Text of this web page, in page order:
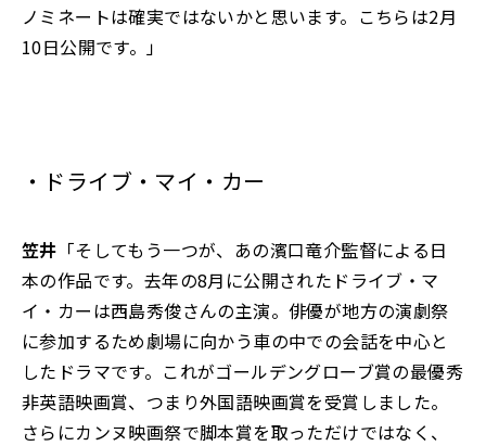
ノミネートは確実ではないかと思います。こちらは2月
10日公開です。」
・ドライブ・マイ・カー
笠井 「そしてもう一つが、あの濱口竜介監督による日
本の作品です。去年の8月に公開されたドライブ・マ
イ・カーは西島秀俊さんの主演。俳優が地方の演劇祭
に参加するため劇場に向かう車の中での会話を中心と
したドラマです。これがゴールデングローブ賞の最優秀
非英語映画賞、つまり外国語映画賞を受賞しました。
さらにカンヌ映画祭で脚本賞を取っただけではなく、